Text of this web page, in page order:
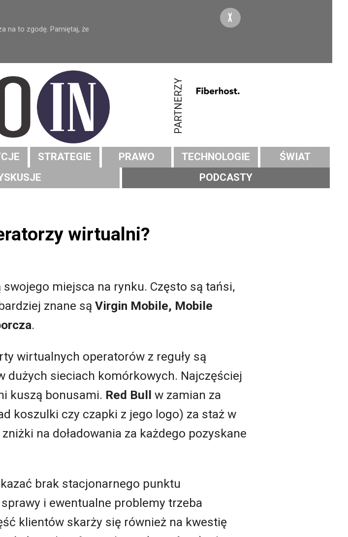
na to zgodę. Pamiętaj, że
X
PARTNERZY
STRATEGIE PRAWO TECHNOLOGIE
ŚWIAT
PODCASTY
wirtualni?
miejsca na rynku. Często są tańsi,
znane są Virgin Mobile, Mobile
.
wirtualnych operatorów z reguły są
dużych sieciach komórkowych. Najczęściej
kuszą bonusami. Red Bull w zamian za
koszulki czy czapki z jego logo) za staż w
na doładowania za każdego pozyskane
brak stacjonarnego punktu
i ewentualne problemy trzeba
klientów skarży się również na kwestię